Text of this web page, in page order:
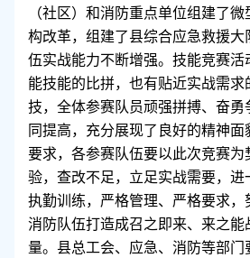
（社区）和消防重点单位组建了
构改革，组建了县综合应急救援大
伍实战能力不断增强。技能竞赛
能技能的比拼，也有贴近实战需
技，全体参赛队员顽强拼搏、奋
同提高，充分展现了良好的精神
要求，各参赛队伍要以此次竞赛
验，查改不足，立足实战需要，
执勤训练，严格管理、严格要求
消防队伍打造成召之即来、来之
量。县总工会、应急、消防等部